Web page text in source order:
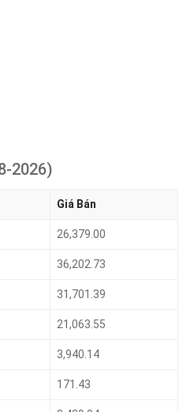
2026)
Giá Bán
26,379.00
36,202.73
31,701.39
21,063.55
3,940.14
171.43